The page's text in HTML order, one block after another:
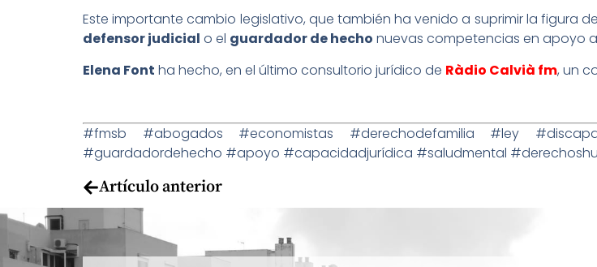
Este importante cambio legislativo, que también ha venido a suprimir la figura
defensor judicial o el guardador de hecho nuevas competencias en apoyo
Elena Font ha hecho, en el último consultorio jurídico de Ràdio Calvià fm, un
#fmsb #abogados #economistas #derechodefamilia #ley
#guardadordehecho #apoyo #capacidadjurídica #saludmental
Artículo anterior